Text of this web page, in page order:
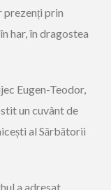
prezenți prin
har, în dragostea
Eugen-Teodor,
itun cuvânt de
al Sărbătorii
a adresat